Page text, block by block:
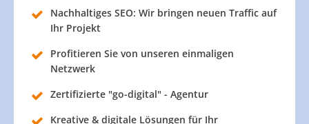
Nachhaltiges SEO: Wir bringen neuen Traffic auf
Ihr Projekt
Profitieren Sie von unseren einmaligen
Netzwerk
Zertifizierte "go-digital" - Agentur
Kreative & digitale Lösungen für Ihr